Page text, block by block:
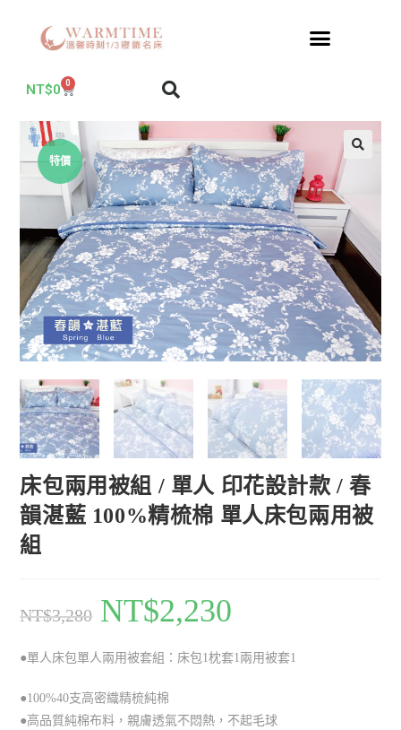
NT$0 0
特價
床包兩用被組 / 單人 印花設計款 / 春
韻湛藍 100%精梳棉 單人床包兩用被
組
NT$3,280 NT$2,230
●單人床包單人兩用被套組：床包1枕套1兩用被套1
●100%40支高密織精梳純棉
●高品質純棉布料，親膚透氣不悶熱，不起毛球